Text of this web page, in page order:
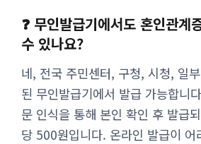
❓ 무인발급기에서도 혼인관계
수 있나요?
네, 전국 주민센터, 구청, 시청, 일
된 무인발급기에서 발급 가능합니
문 인식을 통해 본인 확인 후 발급
당 500원입니다. 온라인 발급이 어